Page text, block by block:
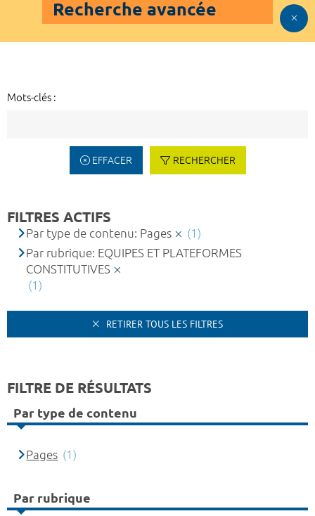
Recherche avancée
Mots-clés :
EFFACER RECHERCHER
FILTRES ACTIFS
Par type de contenu: Pages
(1)
Par rubrique: EQUIPES ET PLATEFORMES
CONSTITUTIVES
(1)
RETIRER TOUS LES FILTRES
FILTRE DE RÉSULTATS
Par type de contenu
Pages (1)
Par rubrique